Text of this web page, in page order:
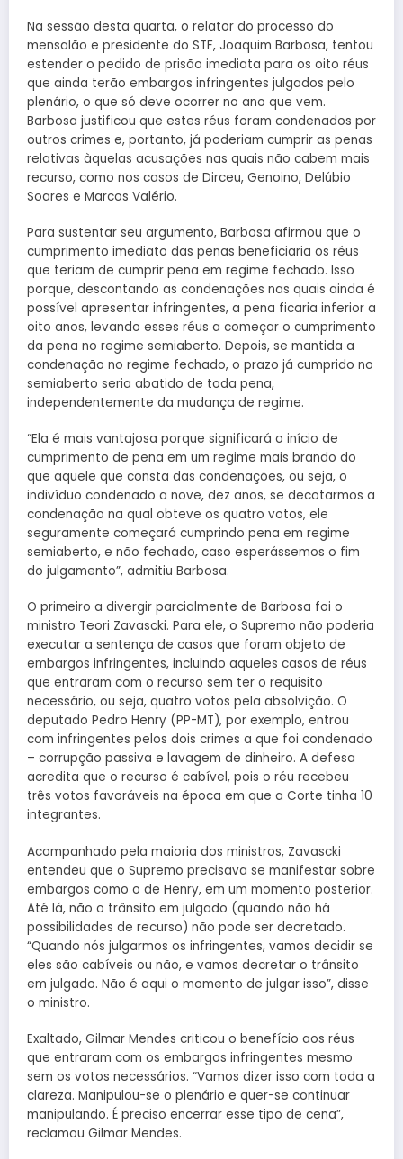
Na sessão desta quarta, o relator do processo do
mensalão e presidente do STF, Joaquim Barbosa, tentou
estender o pedido de prisão imediata para os oito réus
que ainda terão embargos infringentes julgados pelo
plenário, o que só deve ocorrer no ano que vem.
Barbosa justificou que estes réus foram condenados por
outros crimes e, portanto, já poderiam cumprir as penas
relativas àquelas acusações nas quais não cabem mais
recurso, como nos casos de Dirceu, Genoino, Delúbio
Soares e Marcos Valério.
Para sustentar seu argumento, Barbosa afirmou que o
cumprimento imediato das penas beneficiaria os réus
que teriam de cumprir pena em regime fechado. Isso
porque, descontando as condenações nas quais ainda é
possível apresentar infringentes, a pena ficaria inferior a
oito anos, levando esses réus a começar o cumprimento
da pena no regime semiaberto. Depois, se mantida a
condenação no regime fechado, o prazo já cumprido no
semiaberto seria abatido de toda pena,
independentemente da mudança de regime.
“Ela é mais vantajosa porque significará o início de
cumprimento de pena em um regime mais brando do
que aquele que consta das condenações, ou seja, o
indivíduo condenado a nove, dez anos, se decotarmos a
condenação na qual obteve os quatro votos, ele
seguramente começará cumprindo pena em regime
semiaberto, e não fechado, caso esperássemos o fim
do julgamento”, admitiu Barbosa.
O primeiro a divergir parcialmente de Barbosa foi o
ministro Teori Zavascki. Para ele, o Supremo não poderia
executar a sentença de casos que foram objeto de
embargos infringentes, incluindo aqueles casos de réus
que entraram com o recurso sem ter o requisito
necessário, ou seja, quatro votos pela absolvição. O
deputado Pedro Henry (PP-MT), por exemplo, entrou
com infringentes pelos dois crimes a que foi condenado
– corrupção passiva e lavagem de dinheiro. A defesa
acredita que o recurso é cabível, pois o réu recebeu
três votos favoráveis na época em que a Corte tinha 10
integrantes.
Acompanhado pela maioria dos ministros, Zavascki
entendeu que o Supremo precisava se manifestar sobre
embargos como o de Henry, em um momento posterior.
Até lá, não o trânsito em julgado (quando não há
possibilidades de recurso) não pode ser decretado.
“Quando nós julgarmos os infringentes, vamos decidir se
eles são cabíveis ou não, e vamos decretar o trânsito
em julgado. Não é aqui o momento de julgar isso”, disse
o ministro.
Exaltado, Gilmar Mendes criticou o benefício aos réus
que entraram com os embargos infringentes mesmo
sem os votos necessários. “Vamos dizer isso com toda a
clareza. Manipulou-se o plenário e quer-se continuar
manipulando. É preciso encerrar esse tipo de cena”,
reclamou Gilmar Mendes.